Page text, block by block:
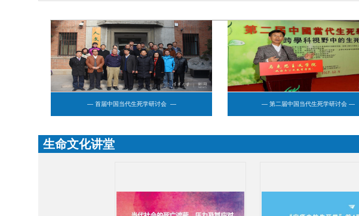
— 首届中国当代生死学研讨会 — — 第二届中国当代生死学研讨会 —
生命文化讲堂